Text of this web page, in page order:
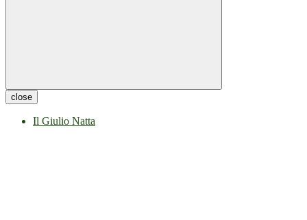
close
Il Giulio Natta